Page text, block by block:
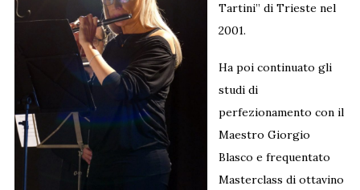
Tartini” di Trieste nel
2001.
Ha poi continuato gli
studi di
perfezionamento con il
Maestro Giorgio
Blasco e frequentato
Masterclass di ottavino